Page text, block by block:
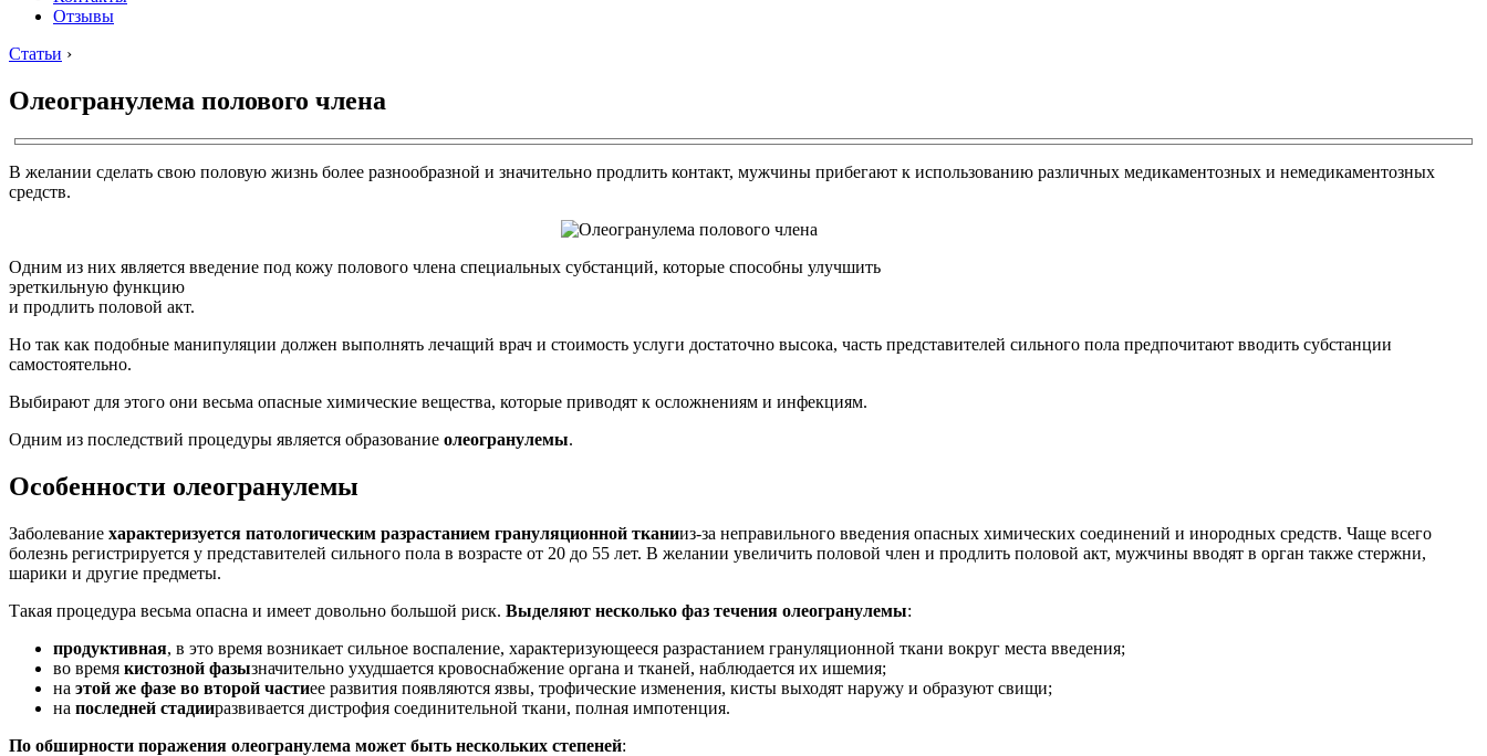
Отзывы
Статьи ›
Олеогранулема полового члена
В желании сделать свою половую жизнь более разнообразной и значительно продлить контакт, мужчины прибегают к использованию различных медикаментозных и немедикаментозных
средств.
Одним из них является введение под кожу полового члена специальных субстанций, которые способны улучшить
эреткильную функцию
и продлить половой акт.
Но так как подобные манипуляции должен выполнять лечащий врач и стоимость услуги достаточно высока, часть представителей сильного пола предпочитают вводить субстанции
самостоятельно.
Выбирают для этого они весьма опасные химические вещества, которые приводят к осложнениям и инфекциям.
Одним из последствий процедуры является образование олеогранулемы.
Особенности олеогранулемы
Заболевание характеризуется патологическим разрастанием грануляционной тканииз-за неправильного введения опасных химических соединений и инородных средств. Чаще всего
болезнь регистрируется у представителей сильного пола в возрасте от 20 до 55 лет. В желании увеличить половой член и продлить половой акт, мужчины вводят в орган также стержни,
шарики и другие предметы.
Такая процедура весьма опасна и имеет довольно большой риск. Выделяют несколько фаз течения олеогранулемы:
продуктивная, в это время возникает сильное воспаление, характеризующееся разрастанием грануляционной ткани вокруг места введения;
во время кистозной фазызначительно ухудшается кровоснабжение органа и тканей, наблюдается их ишемия;
на этой же фазе во второй частиее развития появляются язвы, трофические изменения, кисты выходят наружу и образуют свищи;
на последней стадииразвивается дистрофия соединительной ткани, полная импотенция.
По обширности поражения олеогранулема может быть нескольких степеней: